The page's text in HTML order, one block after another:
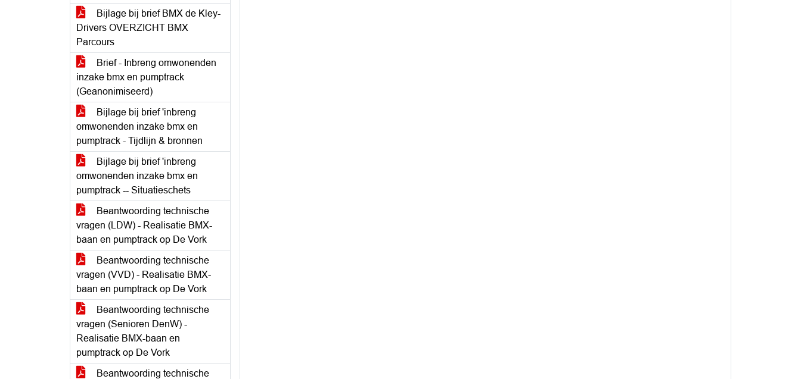
Bijlage bij brief BMX de Kley-
Drivers OVERZICHT BMX
Parcours
Brief - Inbreng omwonenden
inzake bmx en pumptrack
(Geanonimiseerd)
Bijlage bij brief 'inbreng
omwonenden inzake bmx en
pumptrack - Tijdlijn & bronnen
Bijlage bij brief 'inbreng
omwonenden inzake bmx en
pumptrack -- Situatieschets
Beantwoording technische
vragen (LDW) - Realisatie BMX-
baan en pumptrack op De Vork
Beantwoording technische
vragen (VVD) - Realisatie BMX-
baan en pumptrack op De Vork
Beantwoording technische
vragen (Senioren DenW) -
Realisatie BMX-baan en
pumptrack op De Vork
Beantwoording technische